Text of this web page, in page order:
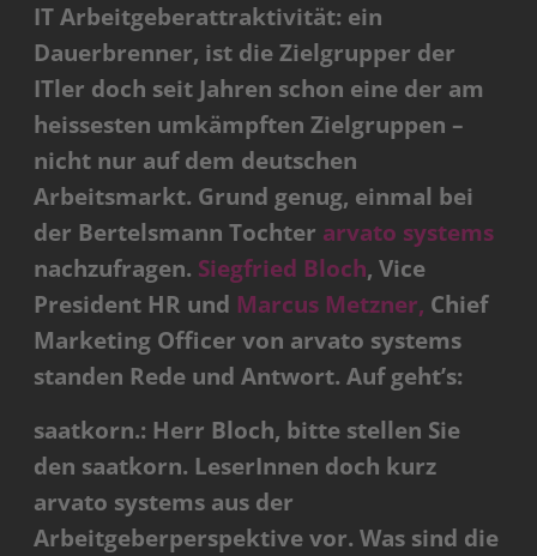
IT Arbeitgeberattraktivität: ein
Dauerbrenner, ist die Zielgrupper der
ITler doch seit Jahren schon eine der am
heissesten umkämpften Zielgruppen –
nicht nur auf dem deutschen
Arbeitsmarkt. Grund genug, einmal bei
der Bertelsmann Tochter arvato systems
nachzufragen. Siegfried Bloch, Vice
President HR und Marcus Metzner, Chief
Marketing Officer von arvato systems
standen Rede und Antwort. Auf geht’s:
saatkorn.: Herr Bloch, bitte stellen Sie
den saatkorn. LeserInnen doch kurz
arvato systems aus der
Arbeitgeberperspektive vor. Was sind die